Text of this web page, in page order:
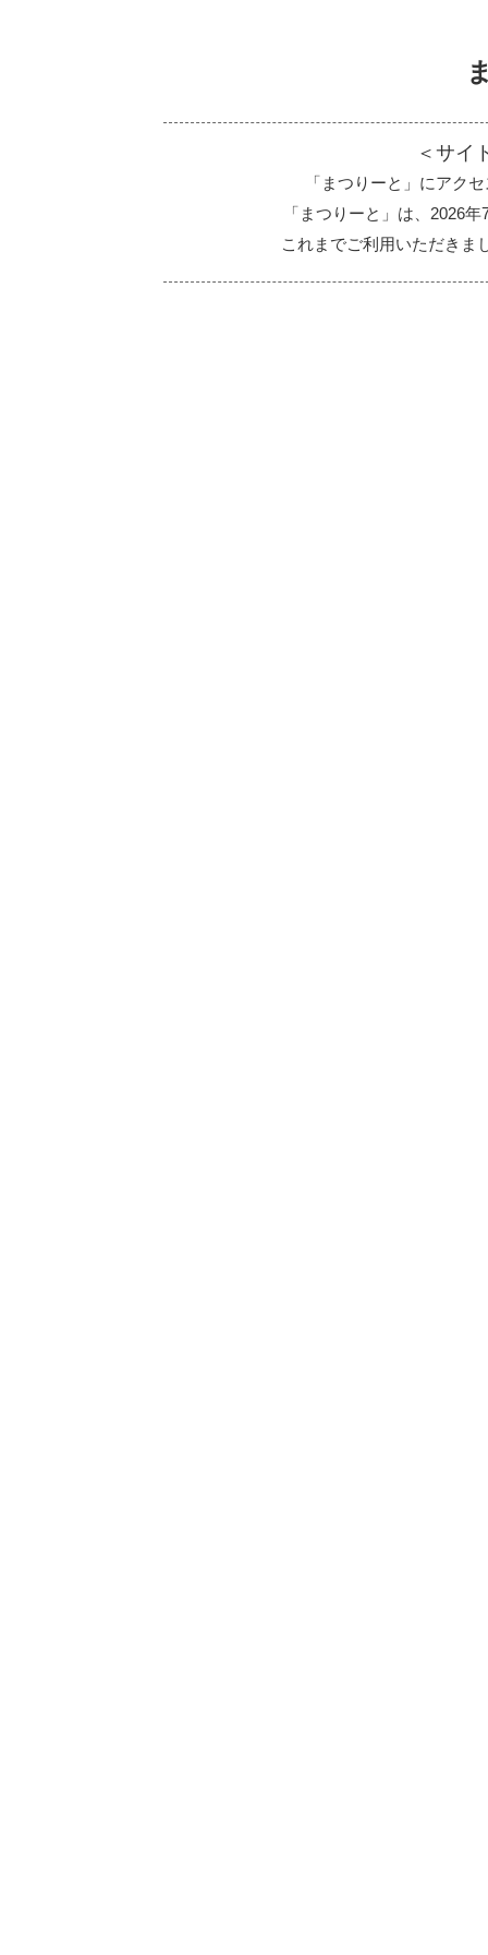
＜サイ
「まつりーと」にアク
「まつりーと」は、2026
これまでご利用いただきま